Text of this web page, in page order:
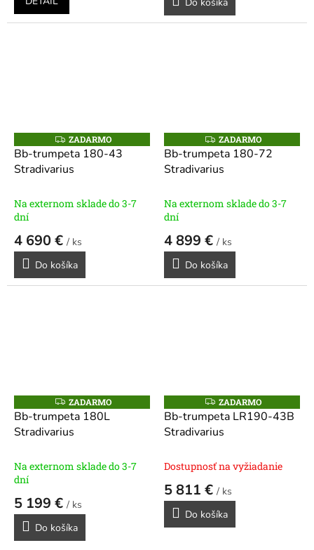
Z
A
D
A
ZADARMO
Bb-trumpeta 180-43
Stradivarius
Na externom sklade do 3-7
dní
4 690 € / ks
Do košíka
Z
A
D
A
ZADARMO
Bb-trumpeta 180-72
Stradivarius
Na externom sklade do 3-7
dní
4 899 € / ks
Do košíka
Z
A
D
A
ZADARMO
Bb-trumpeta 180L
Stradivarius
Na externom sklade do 3-7
dní
5 199 € / ks
Do košíka
Z
A
D
A
O
ZADARMO
Bb-trumpeta LR190-43B
Stradivarius
Dostupnosť na vyžiadanie
5 811 € / ks
Do košíka